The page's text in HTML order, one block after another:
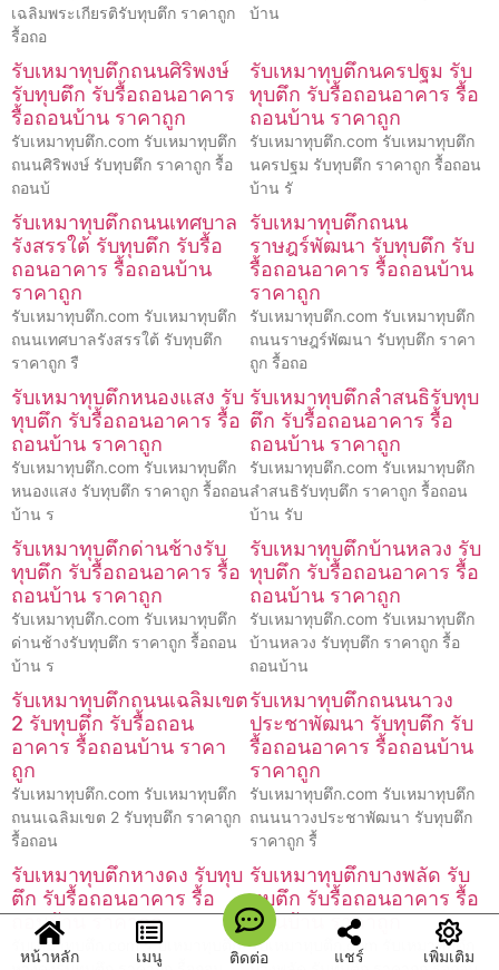
เฉลิมพระเกียรติรับทุบตึก ราคาถูก
รื้อถอ
บ้าน
รับเหมาทุบตึกถนนศิริพงษ์
รับทุบตึก รับรื้อถอนอาคาร
รื้อถอนบ้าน ราคาถูก
รับเหมาทุบตึก.com รับเหมาทุบตึก
ถนนศิริพงษ์ รับทุบตึก ราคาถูก รื้อ
ถอนบ้
รับเหมาทุบตึกนครปฐม รับ
ทุบตึก รับรื้อถอนอาคาร รื้อ
ถอนบ้าน ราคาถูก
รับเหมาทุบตึก.com รับเหมาทุบตึก
นครปฐม รับทุบตึก ราคาถูก รื้อถอน
บ้าน รั
รับเหมาทุบตึกถนนเทศบาล
รังสรรใต้ รับทุบตึก รับรื้อ
ถอนอาคาร รื้อถอนบ้าน
ราคาถูก
รับเหมาทุบตึก.com รับเหมาทุบตึก
ถนนเทศบาลรังสรรใต้ รับทุบตึก
ราคาถูก รื
รับเหมาทุบตึกถนน
ราษฎร์พัฒนา รับทุบตึก รับ
รื้อถอนอาคาร รื้อถอนบ้าน
ราคาถูก
รับเหมาทุบตึก.com รับเหมาทุบตึก
ถนนราษฎร์พัฒนา รับทุบตึก ราคา
ถูก รื้อถอ
รับเหมาทุบตึกหนองแสง รับ
ทุบตึก รับรื้อถอนอาคาร รื้อ
ถอนบ้าน ราคาถูก
รับเหมาทุบตึก.com รับเหมาทุบตึก
หนองแสง รับทุบตึก ราคาถูก รื้อถอน
บ้าน ร
รับเหมาทุบตึกลำสนธิรับทุบ
ตึก รับรื้อถอนอาคาร รื้อ
ถอนบ้าน ราคาถูก
รับเหมาทุบตึก.com รับเหมาทุบตึก
ลำสนธิรับทุบตึก ราคาถูก รื้อถอน
บ้าน รับ
รับเหมาทุบตึกด่านช้างรับ
ทุบตึก รับรื้อถอนอาคาร รื้อ
ถอนบ้าน ราคาถูก
รับเหมาทุบตึก.com รับเหมาทุบตึก
ด่านช้างรับทุบตึก ราคาถูก รื้อถอน
บ้าน ร
รับเหมาทุบตึกบ้านหลวง รับ
ทุบตึก รับรื้อถอนอาคาร รื้อ
ถอนบ้าน ราคาถูก
รับเหมาทุบตึก.com รับเหมาทุบตึก
บ้านหลวง รับทุบตึก ราคาถูก รื้อ
ถอนบ้าน
รับเหมาทุบตึกถนนเฉลิมเขต
2 รับทุบตึก รับรื้อถอน
อาคาร รื้อถอนบ้าน ราคา
ถูก
รับเหมาทุบตึก.com รับเหมาทุบตึก
ถนนเฉลิมเขต 2 รับทุบตึก ราคาถูก
รื้อถอน
รับเหมาทุบตึกถนนนาวง
ประชาพัฒนา รับทุบตึก รับ
รื้อถอนอาคาร รื้อถอนบ้าน
ราคาถูก
รับเหมาทุบตึก.com รับเหมาทุบตึก
ถนนนาวงประชาพัฒนา รับทุบตึก
ราคาถูก รื้
รับเหมาทุบตึกหางดง รับทุบ
ตึก รับรื้อถอนอาคาร รื้อ
ถอนบ้าน ราคาถูก
รับเหมาทุบตึก.com รั บเหมาทุบตึก
รับเหมาทุบตึกบางพลัด รับ
ทุบตึก รับรื้อถอนอาคาร รื้อ
ถอนบ้าน ราคาถูก
รับเหมาทุบตึก.com รับเหมาทุบตึก
หน้าหลัก เมนู ติดต่อ แชร์ เพิ่มเติม